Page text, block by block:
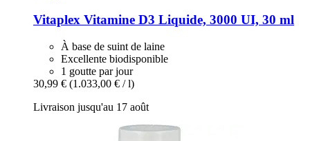
Vitaplex Vitamine D3 Liquide, 3000 UI, 30 ml
À base de suint de laine
Excellente biodisponible
1 goutte par jour
30,99 € (1.033,00 € / l)
Livraison jusqu'au 17 août